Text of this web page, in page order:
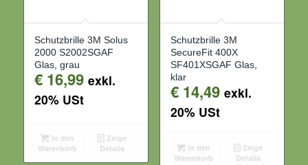
Schutzbrille 3M Solus
2000 S2002SGAF
Glas, grau
€16,99 exkl.
20% USt
In den
Warenkorb
Zeige
Details
Schutzbrille 3M
SecureFit 400X
SF401XSGAF Glas,
klar
€14,49 exkl.
20% USt
In den
Warenkorb
Zeige
Details